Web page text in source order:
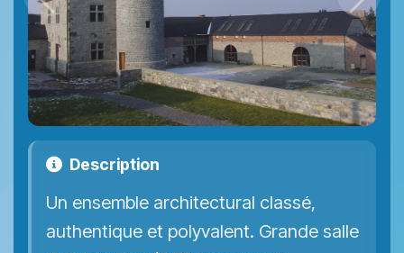
Description
Un ensemble architectural classé,
authentique et polyvalent. Grande salle